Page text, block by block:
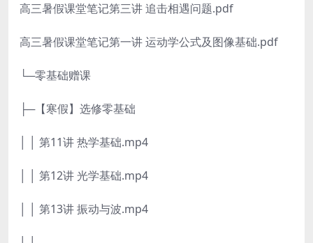
高三暑假课堂笔记第三讲 追击相遇问题.pdf
高三暑假课堂笔记第一讲 运动学公式及图像基础.pdf
└─零基础赠课
├─【寒假】选修零基础
│ │ 第11讲 热学基础.mp4
│ │ 第12讲 光学基础.mp4
│ │ 第13讲 振动与波.mp4